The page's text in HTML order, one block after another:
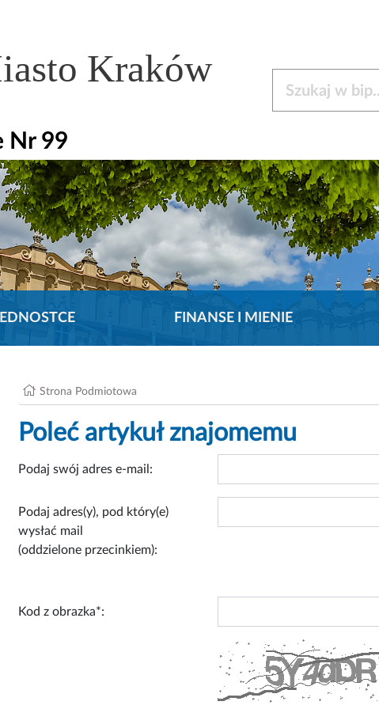
Kraków
Nr 99
FINANSE I MIENIE
Strona Podmiotowa
Poleć artykuł znajomemu
Podaj swój adres e-mail:
Podaj adres(y), pod który(e)
wysłać mail
(oddzielone przecinkiem):
Kod z obrazka*: